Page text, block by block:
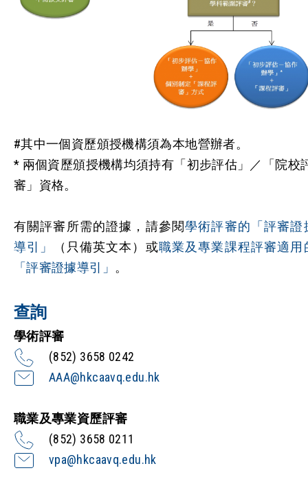
#其中一個資歷頒授機構須為本地營辦者。
* 兩個資歷頒授機構均須持有「初步評估」／「院校
審」資格。
有關評審所需的證據，請參閱學術評審的「評審證
導引」
（只備英文本）或職業及專業課程評審適用
「評審證據導引」 。
查詢
學術評審
(852) 3658 0242
AAA@hkcaavq.edu.hk
職業及專業資歷評審
(852) 3658 0211
vpa@hkcaavq.edu.hk